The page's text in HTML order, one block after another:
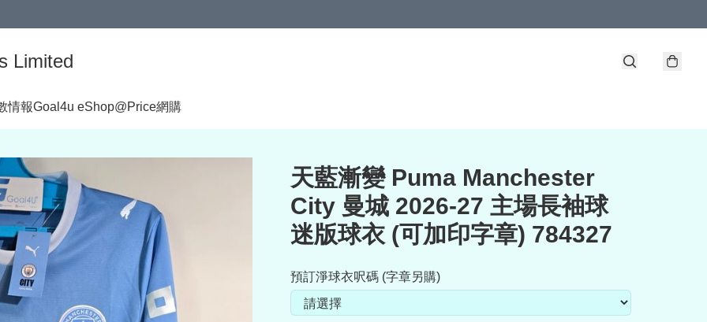
Limited
情報Goal4u eShop@Price網購
天藍漸變 Puma Manchester
City 曼城 2026-27 主場長袖球
迷版球衣 (可加印字章) 784327
預訂淨球衣呎碼 (字章另購)